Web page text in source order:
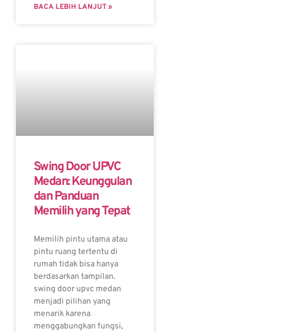
BACA LEBIH LANJUT »
Swing Door UPVC
Medan: Keunggulan
dan Panduan
Memilih yang Tepat
Memilih pintu utama atau
pintu ruang tertentu di
rumah tidak bisa hanya
berdasarkan tampilan.
swing door upvc medan
menjadi pilihan yang
menarik karena
menggabungkan fungsi,